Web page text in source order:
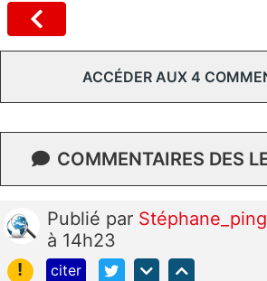
ACCÉDER AUX 4
COMMENTAIRES DES
Publié par Stéphane_ping
à 14h23
!
citer